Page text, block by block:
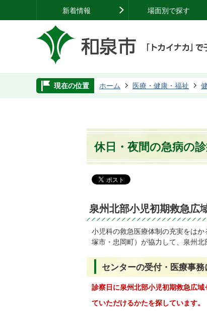
新着情報 場面別で探す
現在の位置 ホーム 医療・健康・福祉
休日・夜間の急病の
泉州北部小児初期救急広
小児科の救急医療体制の充実をは
塚市・忠岡町）が協力して、泉州北
センターの受付・医療事
診察日に泉州北部小児初期救急広
ていただけるかたを探しています。